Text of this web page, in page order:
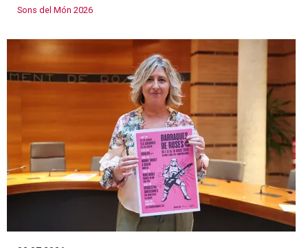
Sons del Món 2026